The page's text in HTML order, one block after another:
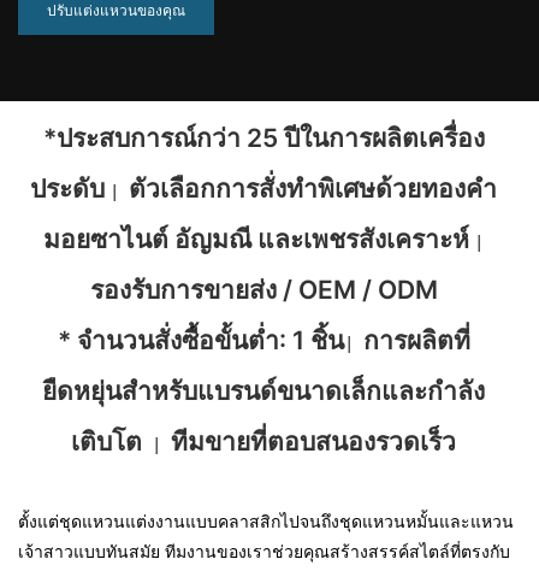
ปรับแต่งแหวนของคุณ
*ประสบการณ์กว่า 25 ปีในการผลิตเครื่อง
ประดับ | ตัวเลือกการสั่งทำพิเศษด้วยทองคำ
มอยซาไนต์ อัญมณี และเพชรสังเคราะห์ |
รองรับการขายส่ง / OEM / ODM
* จำนวนสั่งซื้อขั้นต่ำ: 1 ชิ้น| การผลิตที่
ยืดหยุ่นสำหรับแบรนด์ขนาดเล็กและกำลัง
เติบโต | ทีมขายที่ตอบสนองรวดเร็ว
ตั้งแต่ชุดแหวนแต่งงานแบบคลาสสิกไปจนถึงชุดแหวนหมั้นและแหวน
เจ้าสาวแบบทันสมัย ​​ทีมงานของเราช่วยคุณสร้างสรรค์สไตล์ที่ตรงกับ